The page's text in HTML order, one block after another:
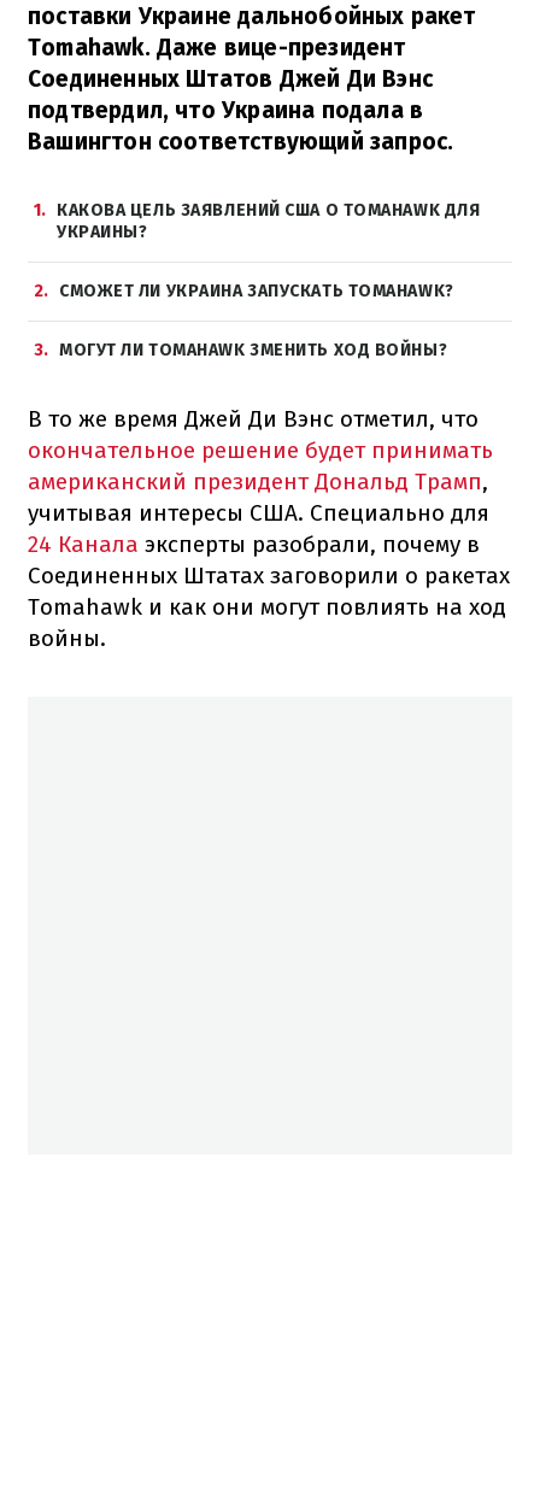
поставки Украине дальнобойных ракет
Tomahawk. Даже вице-президент
Соединенных Штатов Джей Ди Вэнс
подтвердил, что Украина подала в
Вашингтон соответствующий запрос.
1
КАКОВА ЦЕЛЬ ЗАЯВЛЕНИЙ США О TOMAHAWK ДЛЯ
УКРАИНЫ?
2 СМОЖЕТ ЛИ УКРАИНА ЗАПУСКАТЬ TOMAHAWK?
3 МОГУТ ЛИ TOMAHAWK ЗМЕНИТЬ ХОД ВОЙНЫ?
В то же время Джей Ди Вэнс отметил, что
окончательное решение будет принимать
американский президент Дональд Трамп,
учитывая интересы США. Специально для
24 Канала эксперты разобрали, почему в
Соединенных Штатах заговорили о ракетах
Tomahawk и как они могут повлиять на ход
войны.